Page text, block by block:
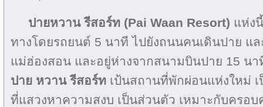
ปายหวาน รีสอร์ท (Pai Waan Resort) แห่ง
ทางโดยรถยนต์ 5 นาที ไปยังถนนคนเดินปาย แล
แม่ฮ่องสอน และอยู่ห่างจากสนามบินปาย 15 น
ปาย หวาน รีสอร์ท เป้นสถานที่พักผ่อนแห่งใหม่
ที่แสวงหาความสงบ เป็นส่วนตัว เหมาะกับครอ